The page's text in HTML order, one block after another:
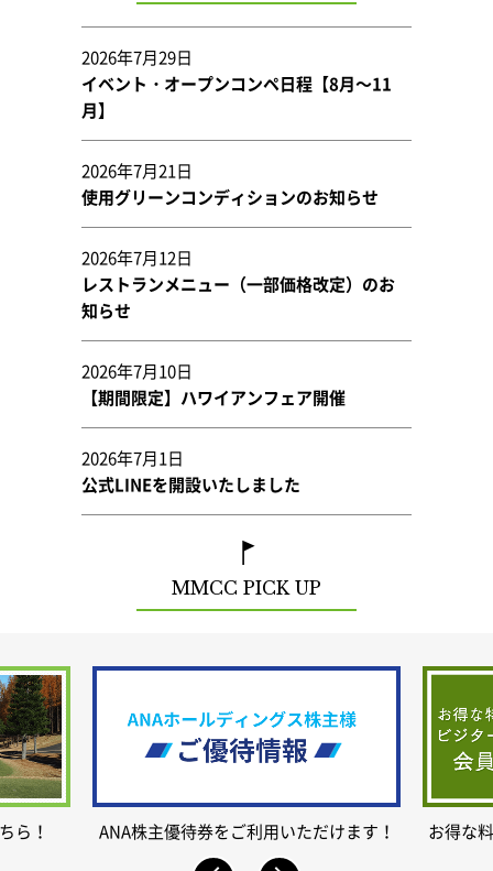
2026年7月29日
イベント・オープンコンペ日程【8月～11
月】
2026年7月21日
使用グリーンコンディションのお知らせ
2026年7月12日
レストランメニュー（一部価格改定）のお
知らせ
2026年7月10日
【期間限定】ハワイアンフェア開催
2026年7月1日
公式LINEを開設いたしました
MMCC PICK UP
ら！ ANA株主優待券をご利用いただけます！ お得な